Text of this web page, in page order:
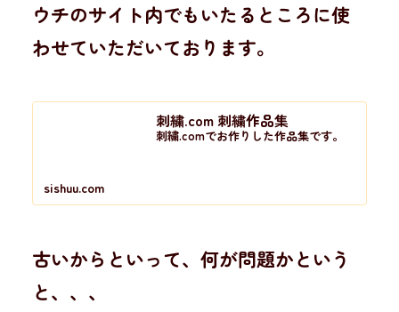
ウチのサイト内でもいたるところに使
わせていただいております。
刺繍.com 刺繍作品集
刺繍.comでお作りした作品集です。
sishuu.com
古いからといって、何が問題かという
と、、、